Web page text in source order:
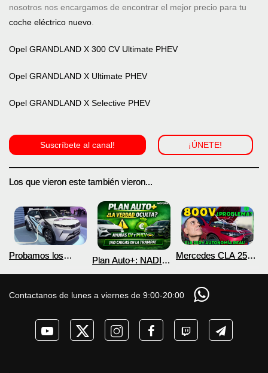
nosotros nos encargamos de encontrar el mejor precio para tu
coche eléctrico nuevo.
Opel GRANDLAND X 300 CV Ultimate PHEV
Opel GRANDLAND X Ultimate PHEV
Opel GRANDLAND X Selective PHEV
Suscríbete al canal! ¡ÚNETE!
Los que vieron este también vieron...
Probamos los
DM-i y EV con más
Plan Auto+: NADIE
coches eléctricos y
PHEV 2026
Mercedes CLA 250+
COCHE que NO lo
necesita? PRUEBA
de AUTONOMÍA
Contactanos de lunes a viernes de 9:00-20:00